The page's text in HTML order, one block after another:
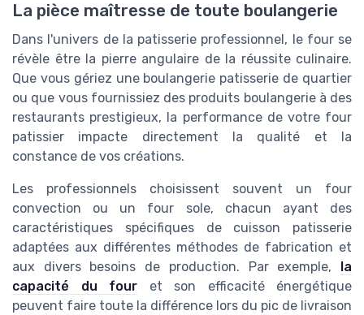
La pièce maîtresse de toute boulangerie
Dans l'univers de la patisserie professionnel, le four se
révèle être la pierre angulaire de la réussite culinaire.
Que vous gériez une boulangerie patisserie de quartier
ou que vous fournissiez des produits boulangerie à des
restaurants prestigieux, la performance de votre four
patissier impacte directement la qualité et la
constance de vos créations.
Les professionnels choisissent souvent un four
convection ou un four sole, chacun ayant des
caractéristiques spécifiques de cuisson patisserie
adaptées aux différentes méthodes de fabrication et
aux divers besoins de production. Par exemple,
la
capacité du four et son efficacité énergétique
peuvent faire toute la différence lors du pic de livraison